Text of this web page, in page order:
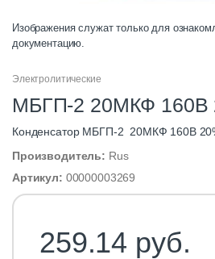
Изображения служат только для
документацию.
Электролитические
МБГП-2 20МКФ 160В
Конденсатор МБГП-2 20МКФ 160В
Производитель: Rus
Артикул: 00000003269
259.14 руб.